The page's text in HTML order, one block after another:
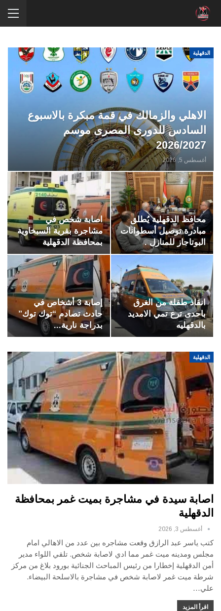
الدقهلية
الاهلي والزمالك في قمة مبكرة بالاسبوع
السادس للدورى المصرى موسم
2026/2027
أغسطس 5, 2026
محافظ الدقهلية يُطلق
مبادرة توصيل أسطوانات
البوتاجاز للمنازل .
اصابة شخص في
مشاجرة بقرية السبخاوية
بمحافظة الدقهلية
انقاذ طفلة من الغرق
باحدى ترع تمي الامديد
بالدقهليه
إصابة 3 أشخاص في
حادث تصادم “توك توك”
بدراجة نارية…
الدقهلية
اصابة سيدة في مشاجرة بميت غمر بمحافظة
الدقهلية
أغسطس 3, 2026
كتب ياسر عبد الرازق وقعت مشاجره بين عدد من الاهالي امام
مجلس ومدينه ميت غمر مما ادي لاصابة شخص. تلقي اللواء مدير
أمن الدقهلية إخطارا من رئيس المباحث الجنائية بورود بلاغ من مركز
شرطة ميت غمر لاصابة شخص في مشاجرة بالاسلحة البيضاء.
علي…
اقرأ المزيد